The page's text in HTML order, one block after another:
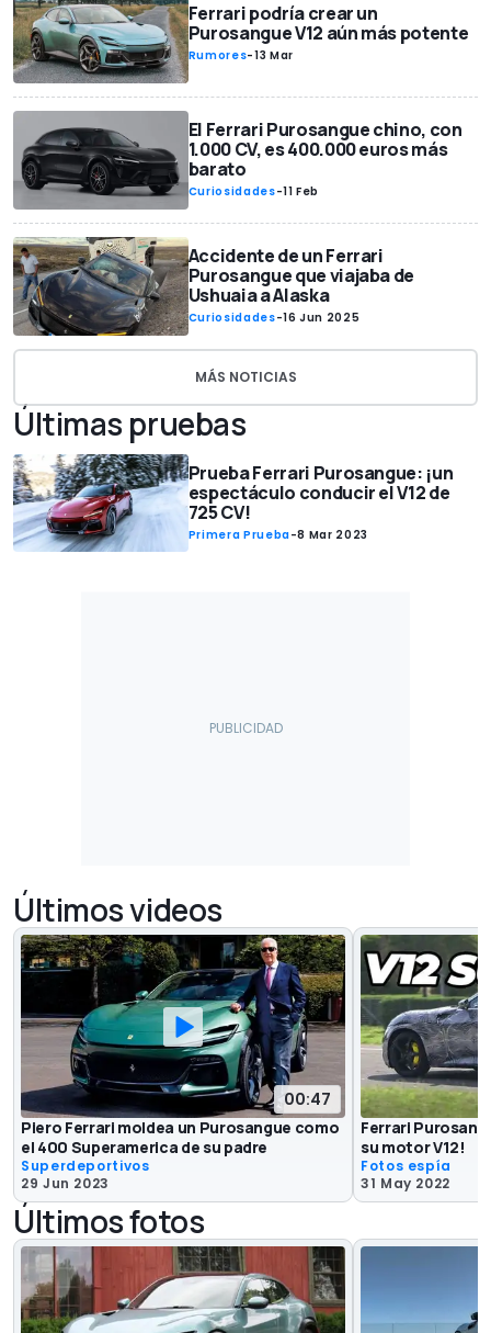
Ferrari podría crear un
Purosangue V12 aún más potente
Rumores-13 Mar
El Ferrari Purosangue chino, con
1.000 CV, es 400.000 euros más
barato
Curiosidades-11 Feb
Accidente de un Ferrari
Purosangue que viajaba de
Ushuaia a Alaska
Curiosidades-16 Jun 2025
MÁS NOTICIAS
Últimas pruebas
Prueba Ferrari Purosangue: ¡un
espectáculo conducir el V12 de
725 CV!
Primera Prueba-8 Mar 2023
Últimos videos
00:47
Piero Ferrari moldea un Purosangue como
el 400 Superamerica de su padre
Superdeportivos
29 Jun 2023
Ferrari
su motor V12!
Fotos espía
31 May 2022
Últimos fotos